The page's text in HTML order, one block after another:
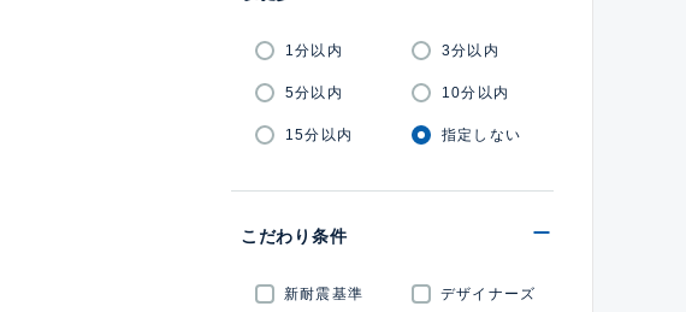
1分以内 3分以内
5分以内 10分以内
15分以内 指定しない
こだわり条件
新耐震基準 デザイナーズ